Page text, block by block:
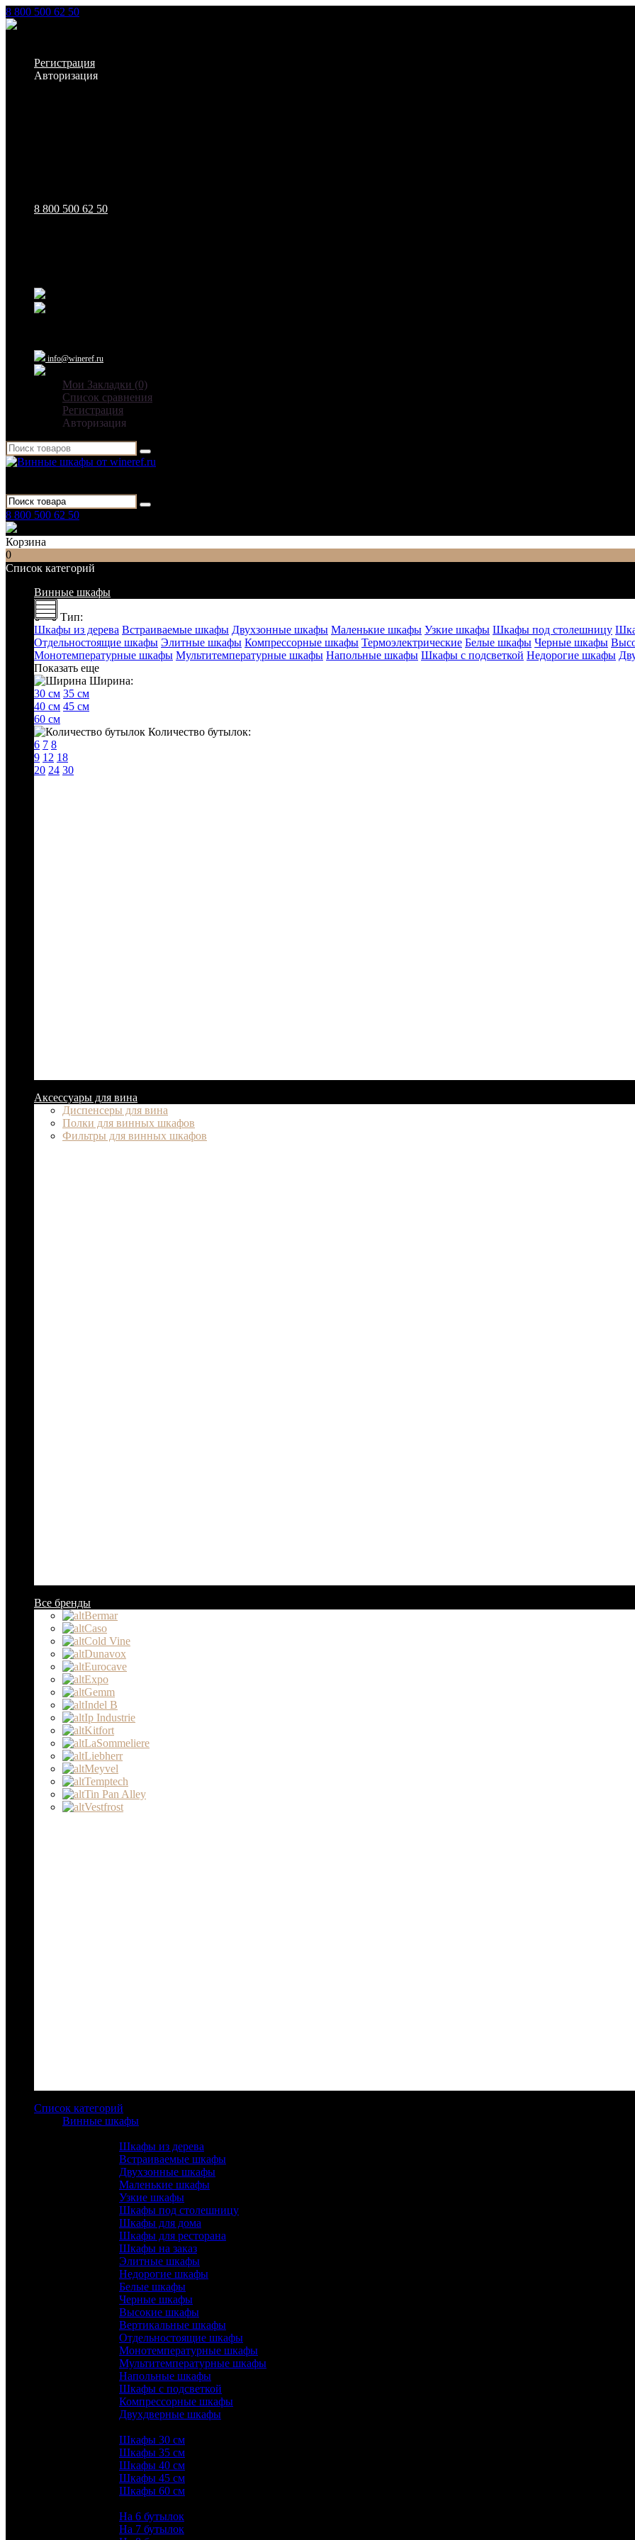
8 800 500 62 50
Регистрация
Авторизация
8 800 500 62 50
info@wineref.ru
Мои Закладки (0)
Список сравнения
Регистрация
Авторизация
8 800 500 62 50
Корзина
0
Список категорий
Винные шкафы
Тип:
Шкафы из дерева Встраиваемые шкафы Двухзонные шкафы Маленькие шкафы Узкие шкафы Шкафы под столешницу
Отдельностоящие шкафы Элитные шкафы Компрессорные шкафы Термоэлектрические Белые шкафы Черные шкафы
Монотемпературные шкафы Мультитемпературные шкафы Напольные шкафы Шкафы с подсветкой Недорогие шкафы
Показать еще
Ширина:
30 см 35 см
40 см 45 см
60 см
Количество бутылок:
6 7 8
9 12 18
20 24 30
Аксессуары для вина
Диспенсеры для вина
Полки для винных шкафов
Фильтры для винных шкафов
Все бренды
Bermar
Caso
Cold Vine
Dunavox
Eurocave
Expo
Gemm
Indel B
Ip Industrie
Kitfort
LaSommeliere
Liebherr
Meyvel
Temptech
Tin Pan Alley
Vestfrost
Список категорий
Винные шкафы
Шкафы из дерева
Встраиваемые шкафы
Двухзонные шкафы
Маленькие шкафы
Узкие шкафы
Шкафы под столешницу
Шкафы для дома
Шкафы для ресторана
Шкафы на заказ
Элитные шкафы
Недорогие шкафы
Белые шкафы
Черные шкафы
Высокие шкафы
Вертикальные шкафы
Отдельностоящие шкафы
Монотемпературные шкафы
Мультитемпературные шкафы
Напольные шкафы
Шкафы с подсветкой
Компрессорные шкафы
Двухдверные шкафы
Шкафы 30 см
Шкафы 35 см
Шкафы 40 см
Шкафы 45 см
Шкафы 60 см
На 6 бутылок
На 7 бутылок